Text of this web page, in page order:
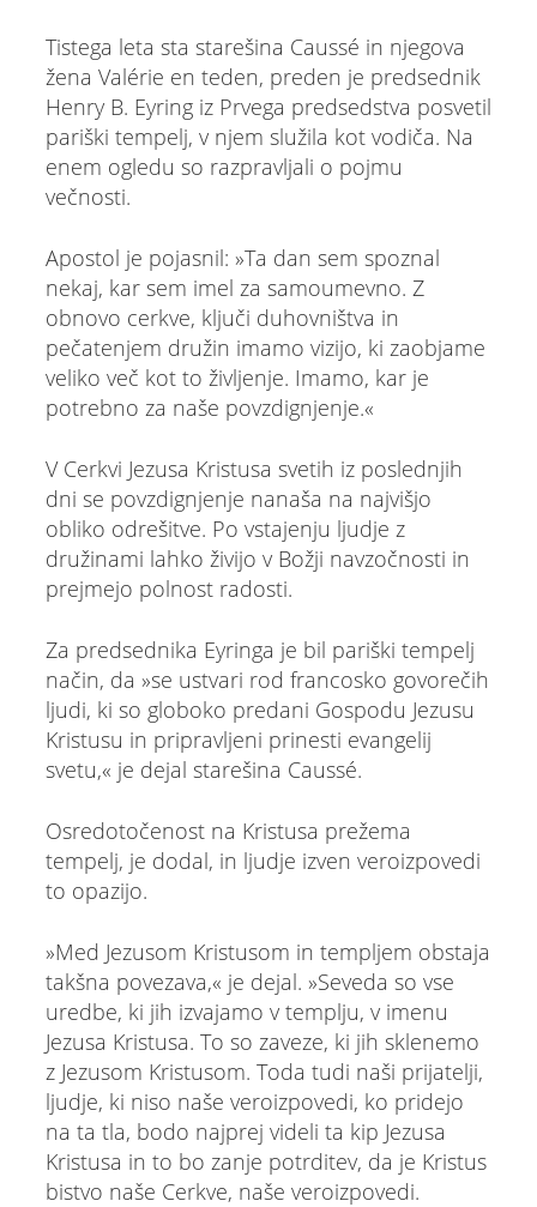
Tistega leta sta starešina Caussé in njegova
žena Valérie en teden, preden je predsednik
Henry B. Eyring iz Prvega predsedstva posvetil
pariški tempelj, v njem služila kot vodiča. Na
enem ogledu so razpravljali o pojmu
večnosti.
Apostol je pojasnil: »Ta dan sem spoznal
nekaj, kar sem imel za samoumevno. Z
obnovo cerkve, ključi duhovništva in
pečatenjem družin imamo vizijo, ki zaobjame
veliko več kot to življenje. Imamo, kar je
potrebno za naše povzdignjenje.«
V Cerkvi Jezusa Kristusa svetih iz poslednjih
dni se povzdignjenje nanaša na najvišjo
obliko odrešitve. Po vstajenju ljudje z
družinami lahko živijo v Božji navzočnosti in
prejmejo polnost radosti.
Za predsednika Eyringa je bil pariški tempelj
način, da »se ustvari rod francosko govorečih
ljudi, ki so globoko predani Gospodu Jezusu
Kristusu in pripravljeni prinesti evangelij
svetu,« je dejal starešina Caussé.
Osredotočenost na Kristusa prežema
tempelj, je dodal, in ljudje izven veroizpovedi
to opazijo.
»Med Jezusom Kristusom in templjem obstaja
takšna povezava,« je dejal. »Seveda so vse
uredbe, ki jih izvajamo v templju, v imenu
Jezusa Kristusa. To so zaveze, ki jih sklenemo
z Jezusom Kristusom. Toda tudi naši prijatelji,
ljudje, ki niso naše veroizpovedi, ko pridejo
na ta tla, bodo najprej videli ta kip Jezusa
Kristusa in to bo zanje potrditev, da je Kristus
bistvo naše Cerkve, naše veroizpovedi.